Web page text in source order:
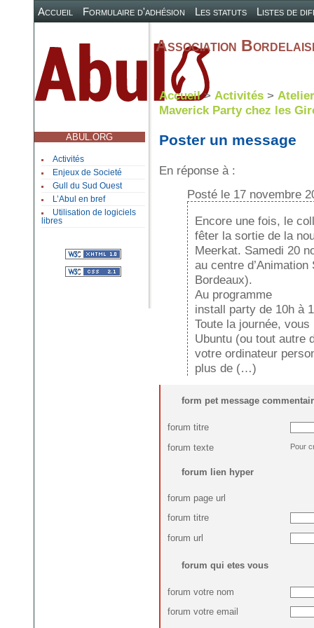
Accueil Formulaire d'adhésion Les statuts Listes de
ABUL.ORG
Activités
Enjeux de Societé
Gull du Sud Ouest
L’Abul en bref
Utilisation de logiciels
libres
Association
Accueil> Activités>
Maverick Party chez les
Poster un message
En réponse à :
Posté le 17 novembre
Encore une fois, le
fêter la sortie de la
Meerkat. Samedi 20
au centre
Bordeaux).
Au programme
install party de 10h à
Toute la journée,
Ubuntu (ou tout autre
votre ordinateur
plus de (…)
form pet message
forum titre
forum texte
Pour
forum lien hyper
forum page url
forum titre
forum url
forum qui etes vous
forum votre nom
forum votre email